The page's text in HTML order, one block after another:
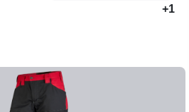
+1